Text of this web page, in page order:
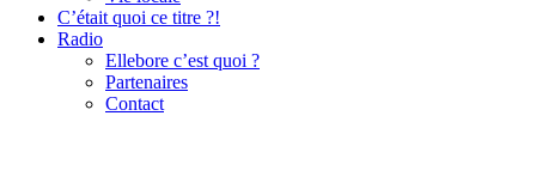
C’était quoi ce titre ?!
Radio
Ellebore c’est quoi ?
Partenaires
Contact